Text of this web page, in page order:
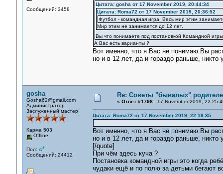
Сообщений: 3458
Цитата: gosha от 17 November 2019, 20:44:34
Цитата: Roma72 от 17 November 2019, 20:36:52
Футбол - командная игра. Весь мир этим
Мир этим не занимается до 12 лет.
Вы что понимаете под постановкой Командной
А Вас есть варианты ?
Вот именно, что я Вас не понимаю.Вы
но и в 12 лет, да и гораздо раньше,
gosha
Gosha62@gmail.com
Администратор
Заслуженный мастер
Карма 503
Offline
Пол:
Сообщений: 24412
Re: Советы "бывалых"
« Ответ #1798 :17 November 2019,
Цитата: Roma72 от 17 November 2019, 22:19:35
Вот именно, что я Вас не понимаю.Вы
но и в 12 лет, да и гораздо раньше,
[/quote]
При чём здесь куча ?
Постановка командной игры это когда
чудаки ещё и по полю за детьми бегают